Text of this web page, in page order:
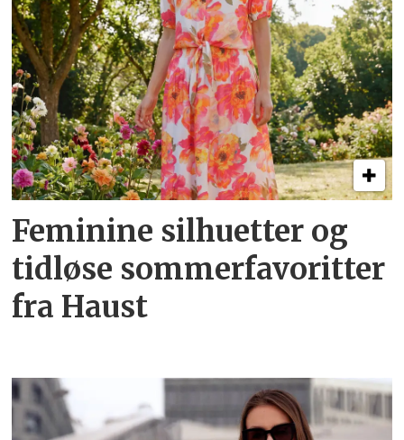
Feminine silhuetter og
tidløse sommer­favoritter
fra Haust